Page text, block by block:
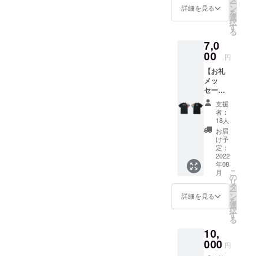
WHITE
】 プロ
ジェク
後、講
師陣に
よる御
礼の動
画メッ
セージ
及び、
VRAVO
2022公
式Tシャ
（Desig
ned by
KOHEI
YANAG
ISAWA
せてい
ただき
ます。
詳細を見る ー
ン
を
選
択
す
る
7,0
00 円
【お礼
メッ
セージ
動画＋
2022公
式Tシャ
ツ
（Desig
ned by
KOHEI
YANAG
ISAWA
）
BLACK
】 プロ
ジェク
後、講
師陣に
よる御
支援
者：
18人
お届
け予
定：
2022
年08
月
詳細を見る
こ
の
リ
タ
ー
ン
を
選
択
す
る
10,
000 円